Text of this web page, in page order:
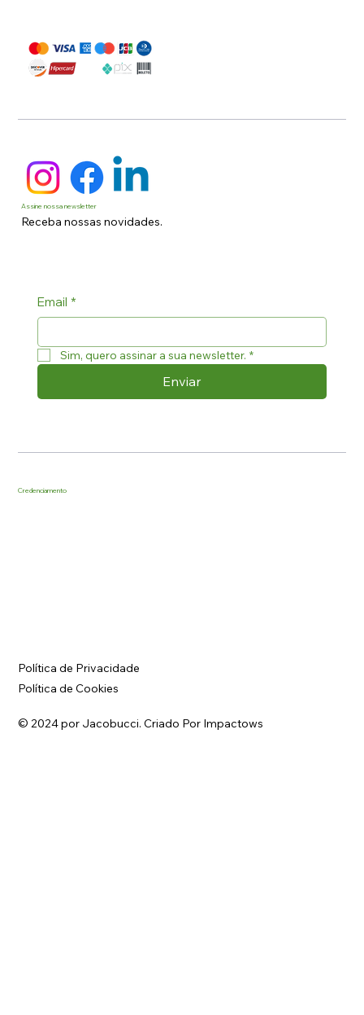
Assine nossa newsletter
Receba nossas novidades.
Email *
Sim, quero assinar a sua newsletter. *
Enviar
Política de Privacidade
Política de Cookies
© 2024 por Jacobucci.Criado Por Impactows
Credenciamento